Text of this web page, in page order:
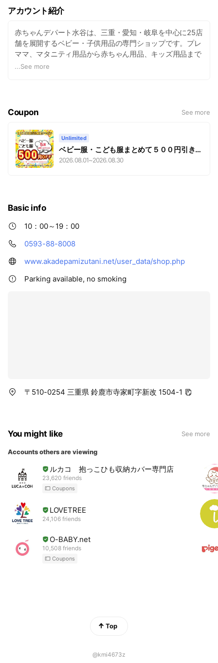
アカウント紹介
赤ちゃんデパート水谷は、三重・愛知・岐阜を中心に25店
舗を展開するベビー・子供用品の専門ショップです。プレ
ママ、マタニティ用品から赤ちゃん用品、キッズ用品まで
幅広いラインナップを取り揃えております。 毎年、10月頃
...See more
Coupon See more
Unlimited
ベビー服・こども服まとめて５００円引き
クーポン
2026.08.01~2026.08.30
Basic info
10：00～19：00
0593-88-8008
www.akadepamizutani.net/user_data/shop.php
Parking available, no smoking
〒510-0254 三重県 鈴鹿市寺家町字新改 1504-1
You might like See more
Accounts others are viewing
ルカコ 抱っこひも収納カバー専門店
23,620 friends
Coupons
LOVETREE
24,106 friends
O-BABY.net
10,508 friends
Coupons
Top
@kmi4673z